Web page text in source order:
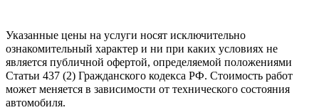
Указанные цены на услуги носят исключительно
ознакомительный характер и ни при каких условиях не
является публичной офертой, определяемой положениями
Статьи 437 (2) Гражданского кодекса РФ. Стоимость работ
может меняется в зависимости от технического состояния
автомобиля.